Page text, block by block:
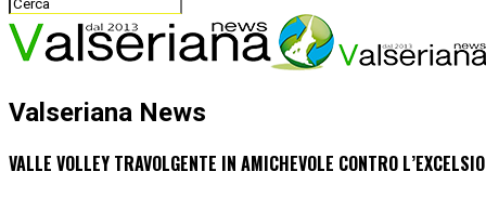
Valseriana News
VALLE VOLLEY TRAVOLGENTE IN AMICHEVOLE CONTRO